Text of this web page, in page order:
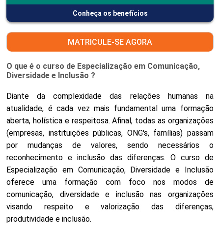
Conheça os benefícios
MATRICULE-SE AGORA
O que é o curso de Especialização em Comunicação,
Diversidade e Inclusão ?
Diante da complexidade das relações humanas na
atualidade, é cada vez mais fundamental uma formação
aberta, holística e respeitosa. Afinal, todas as organizações
(empresas, instituições públicas, ONG's, famílias) passam
por mudanças de valores, sendo necessários o
reconhecimento e inclusão das diferenças. O curso de
Especialização em Comunicação, Diversidade e Inclusão
oferece uma formação com foco nos modos de
comunicação, diversidade e inclusão nas organizações
visando respeito e valorização das diferenças,
produtividade e inclusão.